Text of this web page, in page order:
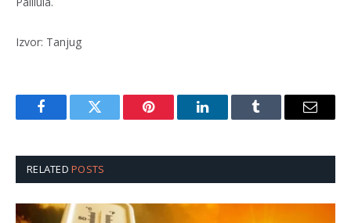
Izvor: Tanjug
FacebookTwitter Pinterest LinkedInTumblr Email
RELATEDPOSTS